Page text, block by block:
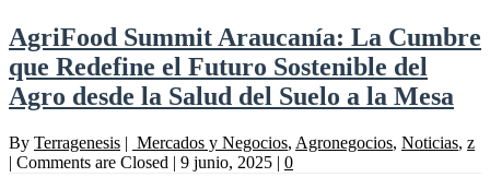
AgriFood Summit Araucanía: La Cumbre
que Redefine el Futuro Sostenible del
Agro desde la Salud del Suelo a la Mesa
By Terragenesis | Mercados y Negocios, Agronegocios, Noticias, z
| Comments are Closed | 9 junio, 2025 | 0